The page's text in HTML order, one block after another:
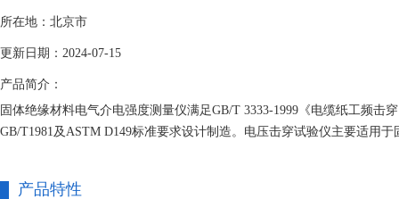
所在地：北京市
更新日期：2024-07-15
产品简介：
固体绝缘材料电气介电强度测量仪满足GB/T 3333-1999《电缆纸工频击
GB/T1981及ASTM D149标准要求设计制造。电压击穿试验仪主要适用
产品特性